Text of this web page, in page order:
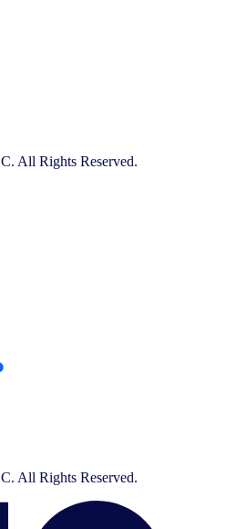
All Rights Reserved.
All Rights Reserved.